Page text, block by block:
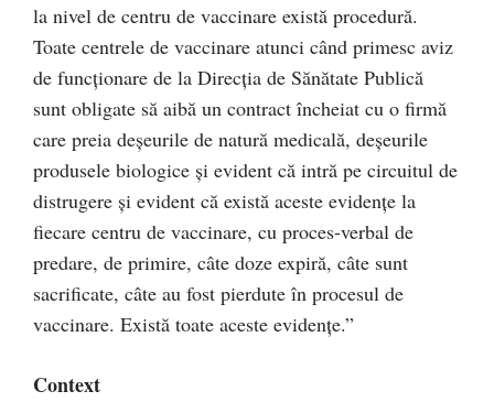
la nivel de centru de vaccinare există procedură.
Toate centrele de vaccinare atunci când primesc aviz
de funcționare de la Direcția de Sănătate Publică
sunt obligate să aibă un contract încheiat cu o firmă
care preia deșeurile de natură medicală, deșeurile
produsele biologice și evident că intră pe circuitul de
distrugere și evident că există aceste evidențe la
fiecare centru de vaccinare, cu proces-verbal de
predare, de primire, câte doze expiră, câte sunt
sacrificate, câte au fost pierdute în procesul de
vaccinare. Există toate aceste evidențe.”
Context